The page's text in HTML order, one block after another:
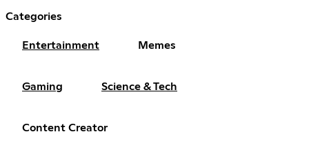
Categories
Entertainment Memes
Gaming Science & Tech
Content Creator